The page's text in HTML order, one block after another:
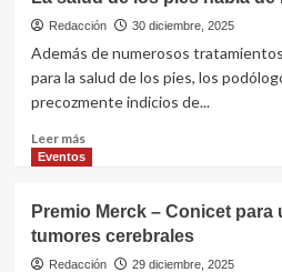
ocular
bioadhesivo
para
el
del
se
la
Universidad
Nacional
Redacción 30 diciembre, 2025
Además de numerosos
para la salud de los pies, los
precozmente indicios de...
Leer másLeer
más
salud
de
los
Eventos
Premio Merck – Conicet
tumores cerebrales
Redacción 29 diciembre, 2025